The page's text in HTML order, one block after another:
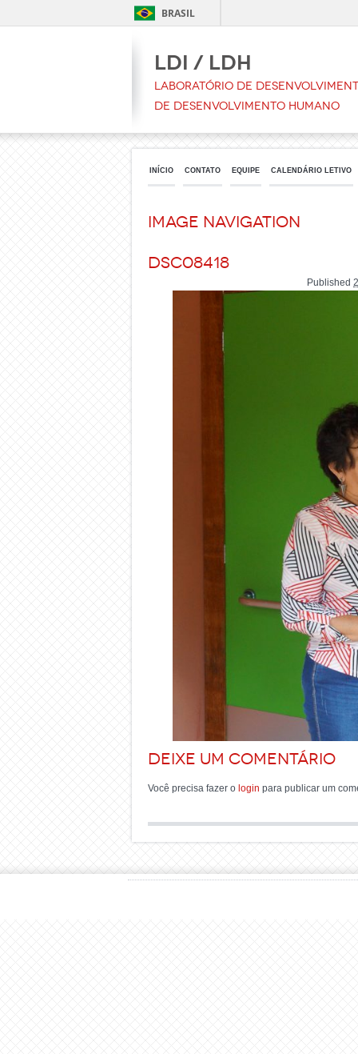
BRASIL
LDI / LDH
Laboratório de
de Desenvolvimento Humano
INÍCIO CONTATO EQUIPE CALENDÁRIO LETIVO
Image navigation
DSC08418
Published
Deixe um comentário
Você precisa fazer o login para publicar um